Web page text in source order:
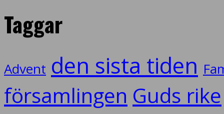
Taggar
Advent den sista tiden
församlingen Guds rike